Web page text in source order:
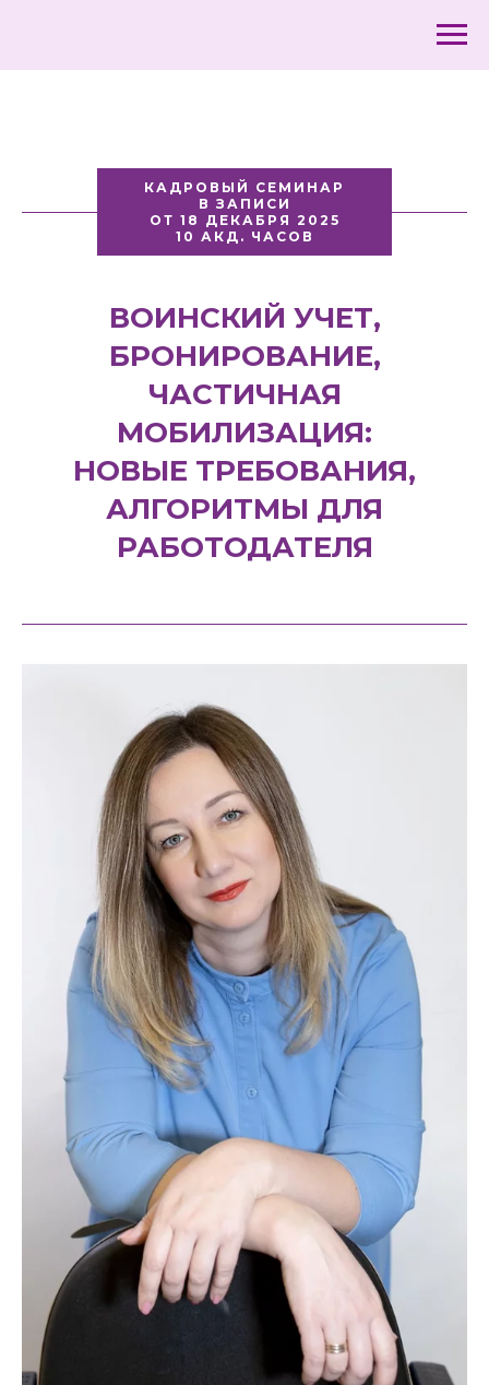
КАДРОВЫЙ СЕМИНАР
В ЗАПИСИ
ОТ 18 ДЕКАБРЯ 2025
10 АКД. ЧАСОВ
ВОИНСКИЙ УЧЕТ,
БРОНИРОВАНИЕ,
ЧАСТИЧНАЯ
МОБИЛИЗАЦИЯ:
НОВЫЕ ТРЕБОВАНИЯ,
АЛГОРИТМЫ ДЛЯ
РАБОТОДАТЕЛЯ